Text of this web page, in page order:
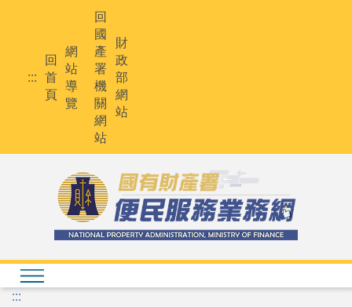
:::
回
首
頁
網
站
導
覽
回
國
產
署
機
關
網
站
財
政
部
網
站
:::